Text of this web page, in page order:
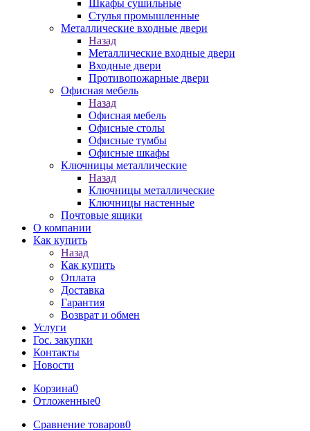
Шкафы сушильные
Стулья промышленные
Металлические входные двери
Назад
Металлические входные двери
Входные двери
Противопожарные двери
Офисная мебель
Назад
Офисная мебель
Офисные столы
Офисные тумбы
Офисные шкафы
Ключницы металлические
Назад
Ключницы металлические
Ключницы настенные
Почтовые ящики
О компании
Как купить
Назад
Как купить
Оплата
Доставка
Гарантия
Возврат и обмен
Услуги
Гос. закупки
Контакты
Новости
Корзина0
Отложенные0
Сравнение товаров0